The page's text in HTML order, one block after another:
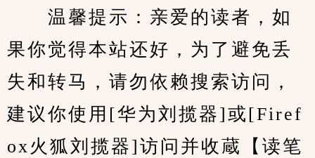
温馨提示：亲爱的读者，如
果你觉得本站还好，为了避免丢
失和转马，请勿依赖搜索访问，
建议你使用[华为刘揽器]或[Firef
ox火狐刘揽器]访问并收蔵【读笔